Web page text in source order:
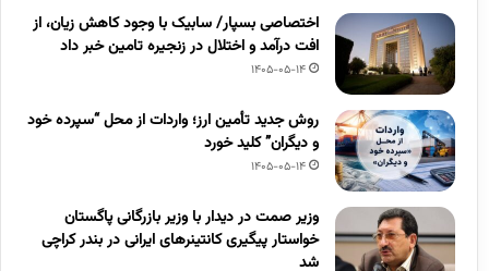
اختصاصی بسپار/ سابیک با وجود کاهش زیان، از
افت درآمد و اختلال در زنجیره تامین خبر داد
1405-05-14
روش جدید تأمین ارز؛ واردات از محل “سپرده خود
و دیگران” کلید خورد
1405-05-14
وزیر صمت در دیدار با وزیر بازرگانی پاگستان
خواستار پیگیری کانتینرهای ایرانی در بندر کراچی
شد